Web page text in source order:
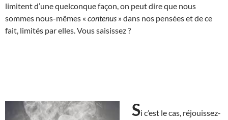
limitent d’une quelconque façon, on peut dire que nous
sommes nous-mêmes « contenus » dans nos pensées et de ce
fait, limités par elles. Vous saisissez ?
Si c’est le cas, réjouissez-